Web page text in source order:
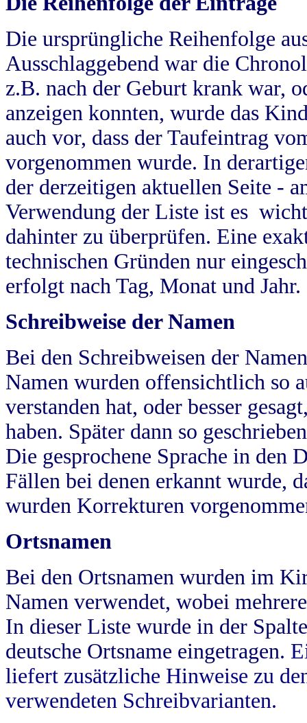
Die ursprüngliche Reihenfolge
Ausschlaggebend war die
z.B. nach der Geburt krank war,
anzeigen konnten, wurde das
auch vor, dass der Taufeintrag
vorgenommen wurde. In
der derzeitigen aktuellen Seite -
Verwendung der Liste ist es
dahinter zu überprüfen. Eine
technischen Gründen nur
erfolgt nach Tag, Monat und Jahr.
Schreibweise der Namen
Bei den Schreibweisen der
Namen wurden offensichtlich so
verstanden hat, oder besser
haben. Später dann so
Die gesprochene Sprache in
Fällen bei denen erkannt wurde,
wurden Korrekturen
Ortsnamen
Bei den Ortsnamen wurden im
Namen verwendet, wobei
In dieser Liste wurde in der
deutsche Ortsname eingetragen.
liefert zusätzliche Hinweise zu
verwendeten Schreibvarianten.